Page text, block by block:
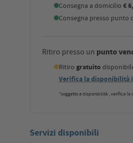
Consegna a domicilio €
Consegna presso punto
Ritiro presso un punto
Ritiro gratuito
Verifica la disponibilità
*soggetto a disponibilità , verifica
Servizi disponibili